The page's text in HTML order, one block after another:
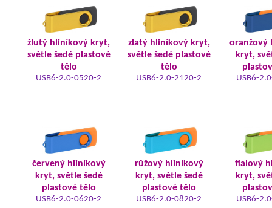
žlutý hliníkový kryt,
světle šedé plastové
tělo
USB6-2.0-0520-2
zlatý hliníkový kryt,
světle šedé plastové
tělo
USB6-2.0-2120-2
oranžový
kryt,
USB6-
červený hliníkový
kryt, světle šedé
plastové tělo
USB6-2.0-0620-2
růžový hliníkový
kryt, světle šedé
plastové tělo
USB6-2.0-0820-2
fialový
kryt,
USB6-